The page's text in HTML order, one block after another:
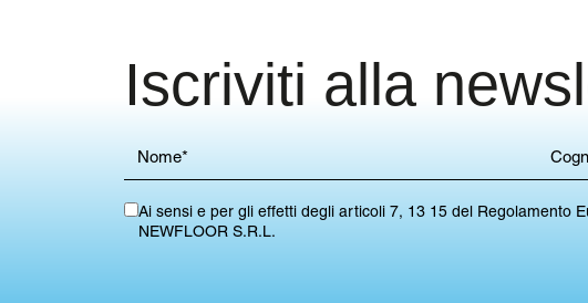
Iscriviti alla
Ai sensi e per gli effetti degli articoli 7, 13 15 del Regolamento
NEWFLOOR S.R.L.